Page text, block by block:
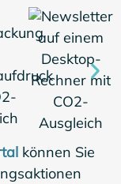
können Sie